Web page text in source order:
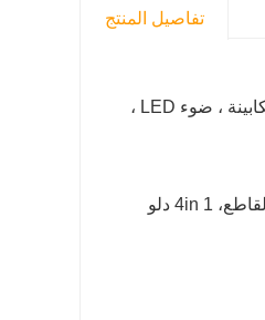
تفاصيل المنتج
1.All الجهاز الهيدروليكي متعة عصا التلاعب ، الكابينة الفاخرة ، مقعد قابل للتعديل ، الكاميرا الخلفية ، حرارة الكابينة ، ضوء LED ،
4.It بالإضافة إلى ذلك يمكن تركيب إضافات فريدة من نوعها مثل شوكة البليت، دلو الثلج، شفرة الثلج، العشب القاطع، 4in 1 دلو